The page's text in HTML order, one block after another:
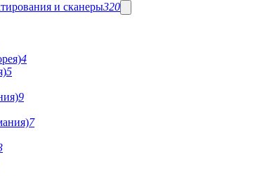
и сканеры320
4
5
9
7